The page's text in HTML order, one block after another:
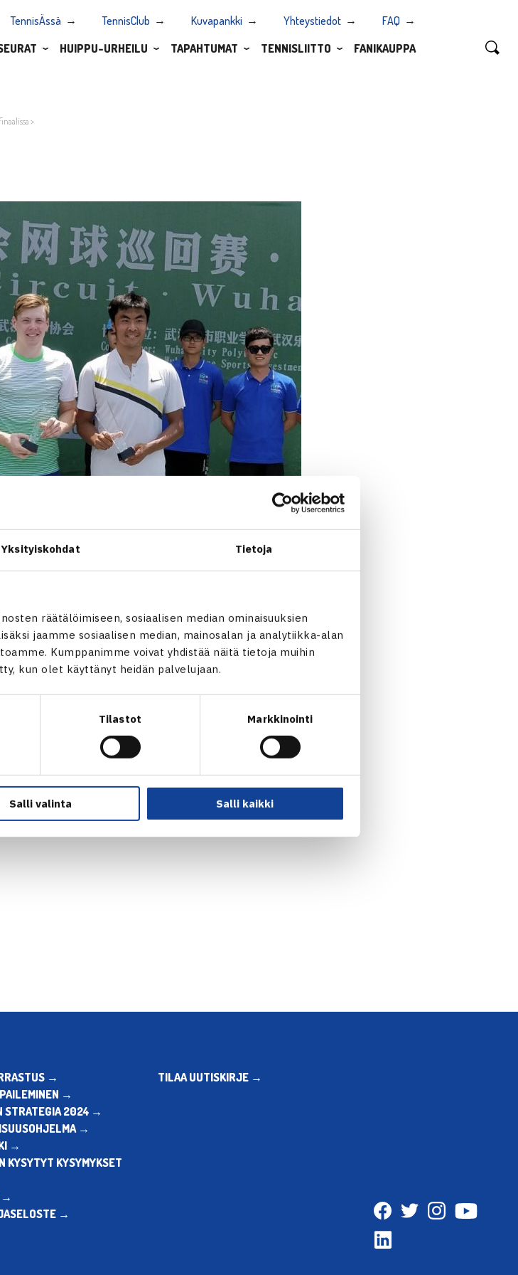
Yksityiskohdat Tietoja
räätälöimiseen, sosiaalisen median ominaisuuksien
jaamme sosiaalisen median, mainosalan ja analytiikka-alan
Kumppanimme voivat yhdistää näitä tietoja muihin
kun olet käyttänyt heidän palvelujaan.
Tilastot Markkinointi
Salli valinta Salli kaikki
TennisÄssä TennisClub Kuvapankki Yhteystiedot
FAQ
HUIPPU-URHEILU TAPAHTUMAT TENNISLIITTO FANIKAUPPA
>
→
→
STRATEGIA 2024 →
→
→
KYSYTYT KYSYMYKSET
→
→
TILAA UUTISKIRJE →